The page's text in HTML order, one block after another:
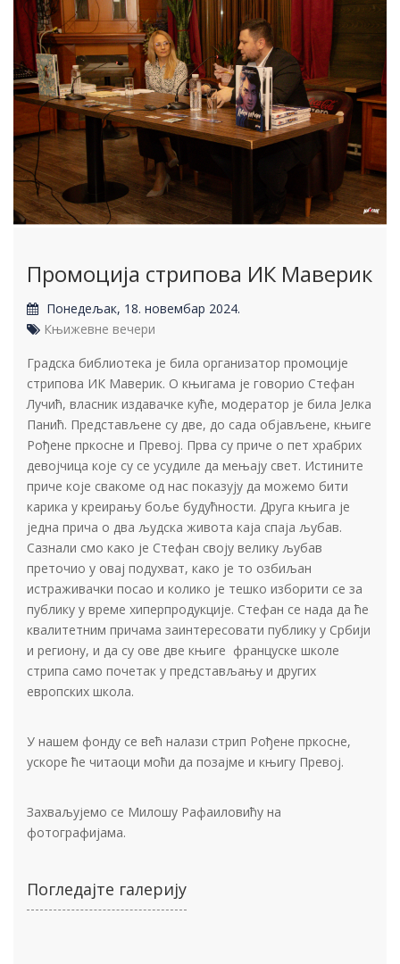
Промоција стрипова ИК Маверик
Понедељак, 18. новембар 2024.
Књижевне вечери
Градска библиотека је била организатор промоције
стрипова ИК Маверик. О књигама је говорио Стефан
Лучић, власник издавачке куће, модератор је била Јелка
Панић. Представљене су две, до сада објављене, књиге
Рођене пркосне и Превој. Прва су приче о пет храбрих
девојчица које су се усудиле да мењају свет. Истините
приче које свакоме од нас показују да можемо бити
карика у креирању боље будућности. Друга књига је
једна прича о два људска живота каја спаја љубав.
Сазнали смо како је Стефан своју велику љубав
преточио у овај подухват, како је то озбиљан
истраживачки посао и колико је тешко изборити се за
публику у време хиперпродукције. Стефан се нада да ће
квалитетним причама заинтересовати публику у Србији
и региону, и да су ове две књиге француске школе
стрипа само почетак у представљању и других
европских школа.
У нашем фонду се већ налази стрип Рођене пркосне,
ускоре ће читаоци моћи да позајме и књигу Превој.
Захваљујемо се Милошу Рафаиловићу на
фотографијама.
Погледајте галерију